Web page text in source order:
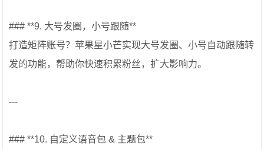
### **9. 大号发圈，小号跟随**
打造矩阵账号？苹果星小芒实现大号发圈、小号自动跟随转
发的功能，帮助你快速积累粉丝，扩大影响力。
---
### **10. 自定义语音包 & 主题包**